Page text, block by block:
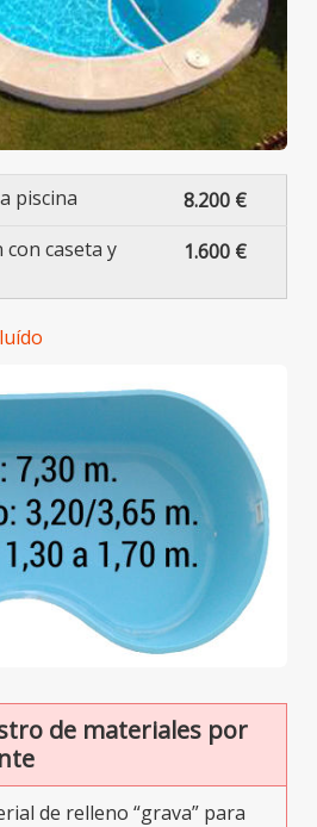
piscina
8.200 €
caseta y
1.600 €
de materiales por
de relleno “grava” para